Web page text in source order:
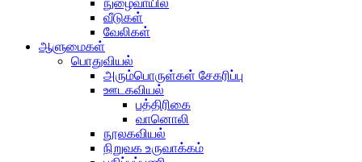
நுழைவாயில்
வீடுகள்
வேலிகள்
ஆளுமைகள்
பொதுவியல்
அரும்பொருள்கள் சேகரிப்பு
ஊடகவியல்
பத்திரிகை
வானொலி
நூலகவியல்
நிறுவக உருவாக்கம்